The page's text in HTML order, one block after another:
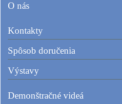
O nás
Kontakty
Spôsob doručenia
Výstavy
Demonštračné videá